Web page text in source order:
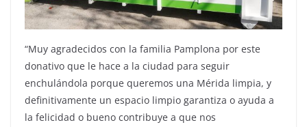
“Muy agradecidos con la familia Pamplona por este
donativo que le hace a la ciudad para seguir
enchulándola porque queremos una Mérida limpia, y
definitivamente un espacio limpio garantiza o ayuda a
la felicidad o bueno contribuye a que nos